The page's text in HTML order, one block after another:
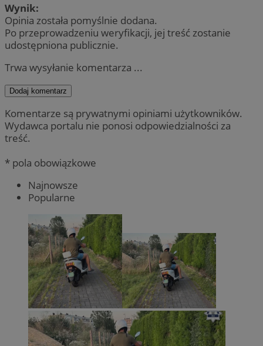
Wynik:
Opinia została pomyślnie dodana.
Po przeprowadzeniu weryfikacji, jej treść zostanie
udostępniona publicznie.
Trwa wysyłanie komentarza ...
Dodaj komentarz
Komentarze są prywatnymi opiniami użytkowników.
Wydawca portalu nie ponosi odpowiedzialności za
treść.
* pola obowiązkowe
Najnowsze
Popularne